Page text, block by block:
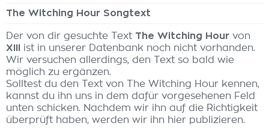
The Witching Hour Songtext
Der von dir gesuchte Text The Witching Hour von
XIII
ist in unserer Datenbank noch nicht vorhanden.
Wir versuchen allerdings, den Text so bald wie
möglich zu ergänzen.
Solltest du den Text von The Witching Hour kennen,
kannst du ihn uns in dem dafür vorgesehenen Feld
unten schicken. Nachdem wir ihn auf die Richtigkeit
überprüft haben, werden wir ihn hier publizieren.